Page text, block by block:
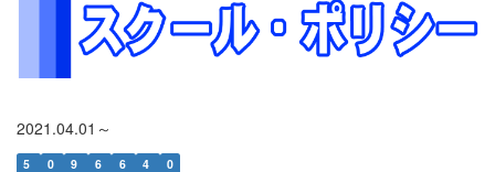
2021.04.01～
5 0 9 6 6 4 0